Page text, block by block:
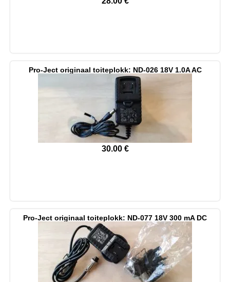
Pro-Ject originaal toiteplokk: ND-026 18V 1.0A AC
30.00 €
Pro-Ject originaal toiteplokk: ND-077 18V 300 mA DC